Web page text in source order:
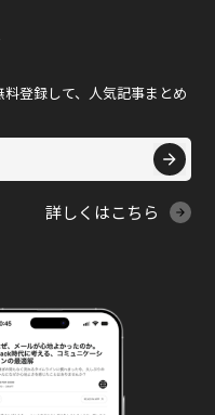
登録して、人気記事まとめ
詳しくはこちら